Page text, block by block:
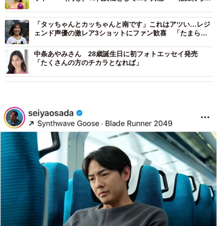
「タッちゃんとカッちゃんと南です」これはアツい…レジ
ェンド声優の激レア3ショットにファン歓喜 「たまらな
中条あやみさん 28歳誕生日に初フォトエッセイ発売
「たくさんの方のチカラとなれば」